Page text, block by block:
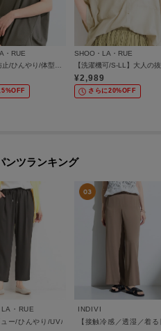
・RUE
【汗じみ防止/ひんやり/体型カバー】真夏の味方。 汗じみが気になりにくい 大人の刺繍ロゴTシャツ
5%OFF
SHOO・LA・RUE
¥2,989
さらに20%OFF
ンツランキング
可】着丈選べる 軽凛(かろりん) ひんやりフ
・RUE
ュー/ひんやり/UV/SS-3L/セットアップ可】さ
INDIVI
【接触冷感／透湿／着